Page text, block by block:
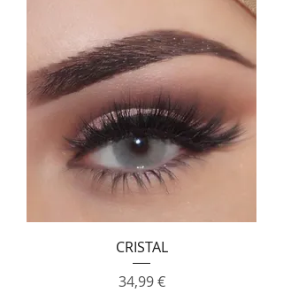
CRISTAL
Prix
34,99 €